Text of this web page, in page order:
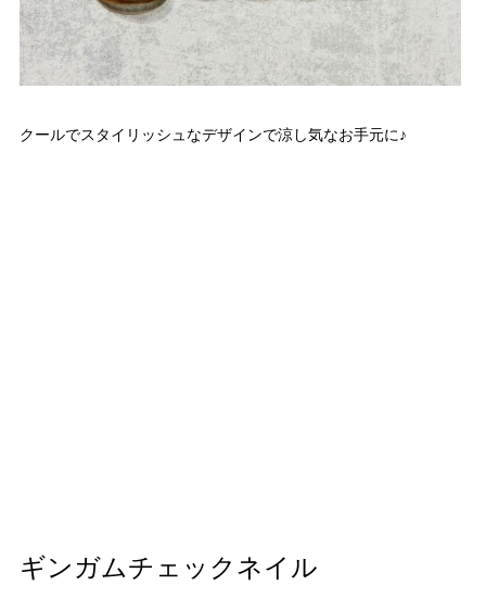
クールでスタイリッシュなデザインで涼し気なお手元に♪
ギンガムチェックネイル